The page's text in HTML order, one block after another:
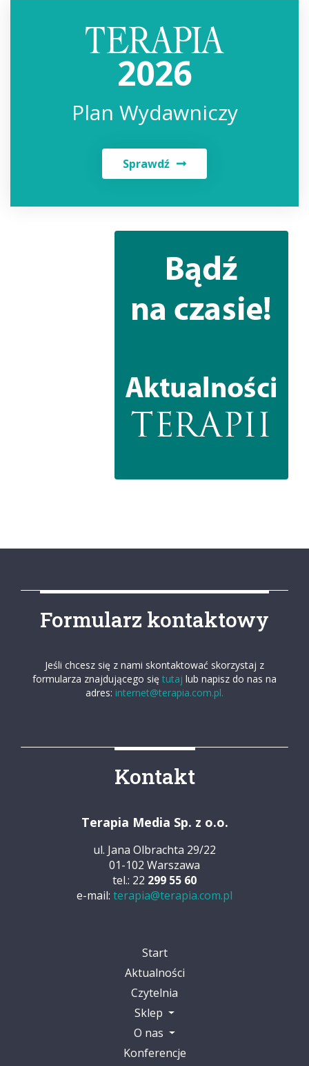
2026
Plan Wydawniczy
Sprawdź
Formularz kontaktowy
Jeśli chcesz się z nami skontaktować skorzystaj z
formularza znajdującego się tutaj lub napisz do nas na
adres: internet@terapia.com.pl.
Kontakt
Terapia Media Sp. z o.o.
ul. Jana Olbrachta 29/22
01-102 Warszawa
tel.: 22 299 55 60
e-mail: terapia@terapia.com.pl
Start
Aktualności
Czytelnia
Sklep
O nas
Konferencje